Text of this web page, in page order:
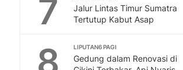
7
Jalur Lintas Timur Sumatra
Tertutup Kabut Asap
LIPUTAN6 PAGI
Gedung dalam Renovasi di